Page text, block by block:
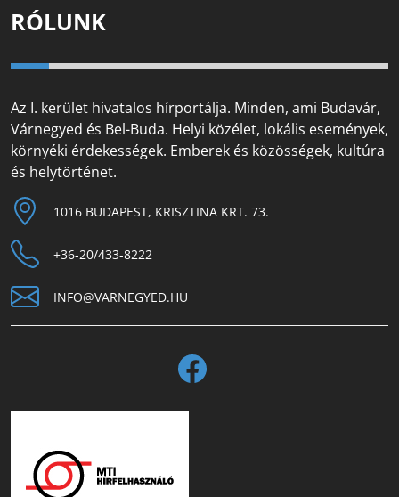
RÓLUNK
Az I. kerület hivatalos hírportálja. Minden, ami Budavár,
Várnegyed és Bel-Buda. Helyi közélet, lokális események,
környéki érdekességek. Emberek és közösségek, kultúra
és helytörténet.
1016 BUDAPEST, KRISZTINA KRT. 73.
+36-20/433-8222
INFO@VARNEGYED.HU